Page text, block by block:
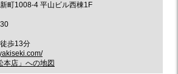
町1008-4 平山ビル西棟1F
歩13分
本店」への地図